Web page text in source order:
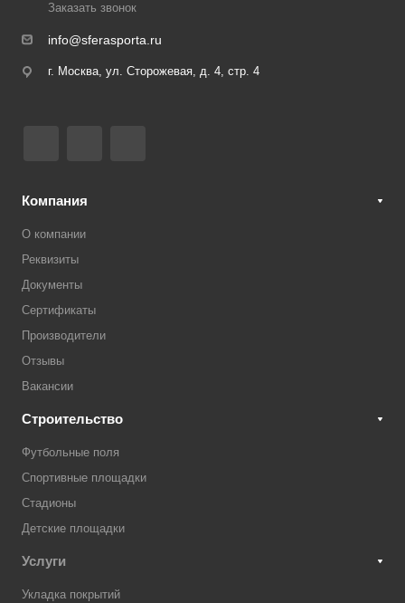
Заказать звонок
info@sferasporta.ru
г. Москва, ул. Сторожевая, д. 4, стр. 4
Компания
О компании
Реквизиты
Документы
Сертификаты
Производители
Отзывы
Вакансии
Строительство
Футбольные поля
Спортивные площадки
Стадионы
Детские площадки
Услуги
Укладка покрытий